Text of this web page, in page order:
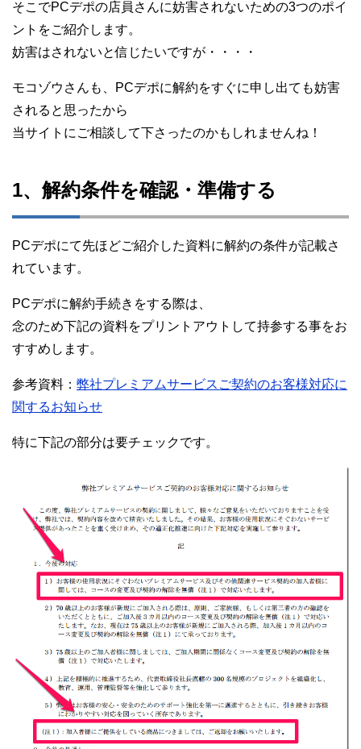
そこでPCデポの店員さんに妨害されないための3つのポイ
ントをご紹介します。
妨害はされないと信じたいですが・・・・
モコゾウさんも、PCデポに解約をすぐに申し出ても妨害
されると思ったから
当サイトにご相談して下さったのかもしれませんね！
1、解約条件を確認・準備する
PCデポにて先ほどご紹介した資料に解約の条件が記載さ
れています。
PCデポに解約手続きをする際は、
念のため下記の資料をプリントアウトして持参する事をお
すすめします。
参考資料： 弊社プレミアムサービスご契約のお客様対応に
関するお知らせ
特に下記の部分は要チェックです。